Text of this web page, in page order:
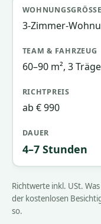
3-Zimmer-
60–90 m², 3
ab € 990
4–7 Stunden
Richtwerte inkl. USt.
der kostenlosen
so.